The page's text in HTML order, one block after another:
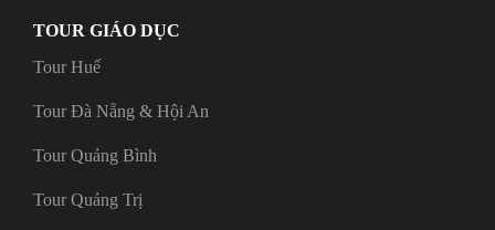
TOUR GIÁO DỤC
Tour Huế
Tour Đà Nẵng & Hội An
Tour Quảng Bình
Tour Quảng Trị